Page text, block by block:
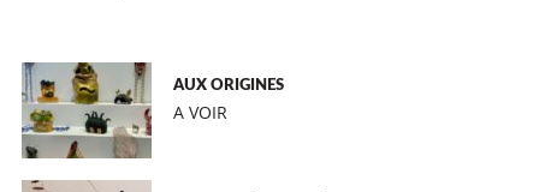
AUX ORIGINES
A VOIR